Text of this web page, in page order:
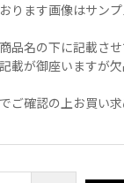
ります画像はサン
品名の下に記載させ
載が御座いますが
ご確認の上お買い